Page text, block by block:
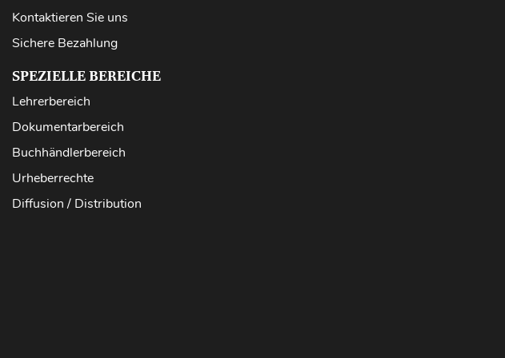
Kontaktieren Sie uns
Sichere Bezahlung
SPEZIELLE BEREICHE
Lehrerbereich
Dokumentarbereich
Buchhändlerbereich
Urheberrechte
Diffusion / Distribution